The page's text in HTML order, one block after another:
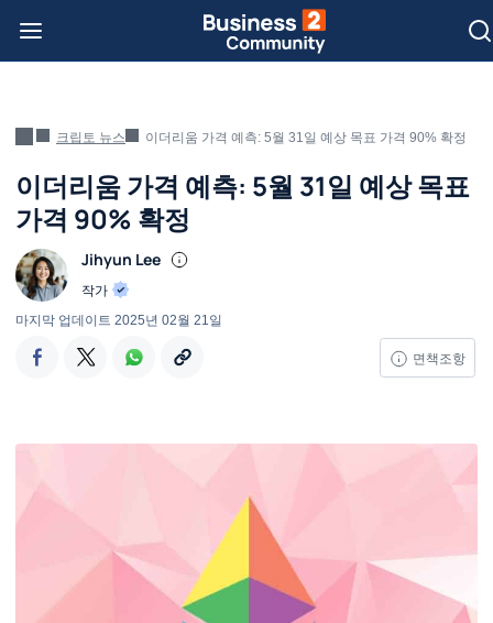
크립토 뉴스 이더리움 가격 예측: 5월 31일 예상 목표 가격 90% 확정
이더리움 가격 예측: 5월 31일 예상 목표
가격 90% 확정
Jihyun Lee
작가
면책조항
마지막 업데이트 2025년 02월 21일